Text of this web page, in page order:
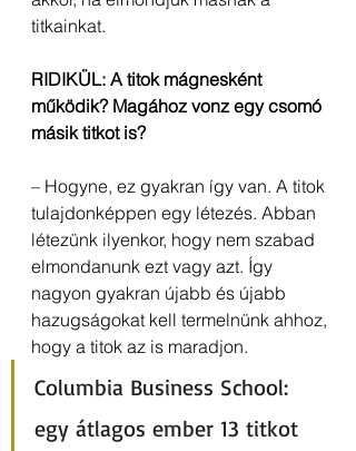
titkainkat.
RIDIKÜL: A titok mágnesként
működik? Magához vonz egy csomó
másik titkot is?
– Hogyne, ez gyakran így van. A titok
tulajdonképpen egy létezés. Abban
létezünk ilyenkor, hogy nem szabad
elmondanunk ezt vagy azt. Így
nagyon gyakran újabb és újabb
hazugságokat kell termelnünk ahhoz,
hogy a titok az is maradjon.
Columbia Business School:
egy átlagos ember 13 titkot